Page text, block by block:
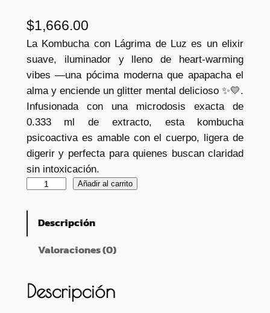
$1,666.00
La Kombucha con Lágrima de Luz es un elixir
suave, iluminador y lleno de heart-warming
vibes —una pócima moderna que apapacha el
alma y enciende un glitter mental delicioso ✨💛.
Infusionada con una microdosis exacta de
0.333 ml de extracto, esta kombucha
psicoactiva es amable con el cuerpo, ligera de
digerir y perfecta para quienes buscan claridad
sin intoxicación.
h
Añadir al carrito
Descripción
Valoraciones (0)
Descripción